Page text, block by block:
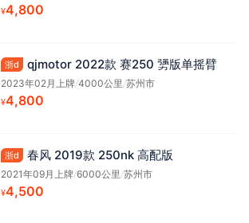
¥4,800
浙d qjmotor 2022款 赛250 勥版单摇臂
2023年02月上牌/4000公里/苏州市
¥4,800
浙d 春风 2019款 250nk 高配版
2021年09月上牌/6000公里/苏州市
¥4,500